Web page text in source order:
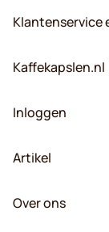
Klantenservice
Kaffekapslen.nl
Inloggen
Artikel
Over ons